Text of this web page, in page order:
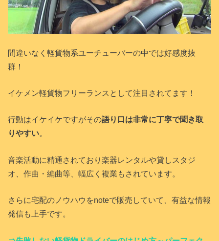
間違いなく軽貨物系ユーチューバーの中では好感度抜
群！
イケメン軽貨物フリーランスとして注目されてます！
行動はイケイケですがその語り口は非常に丁寧で聞き取
りやすい。
音楽活動に精通されており楽器レンタルや貸しスタジ
オ、作曲・編曲等、幅広く複業もされています。
さらに宅配のノウハウをnoteで販売していて、有益な情報
発信も上手です。